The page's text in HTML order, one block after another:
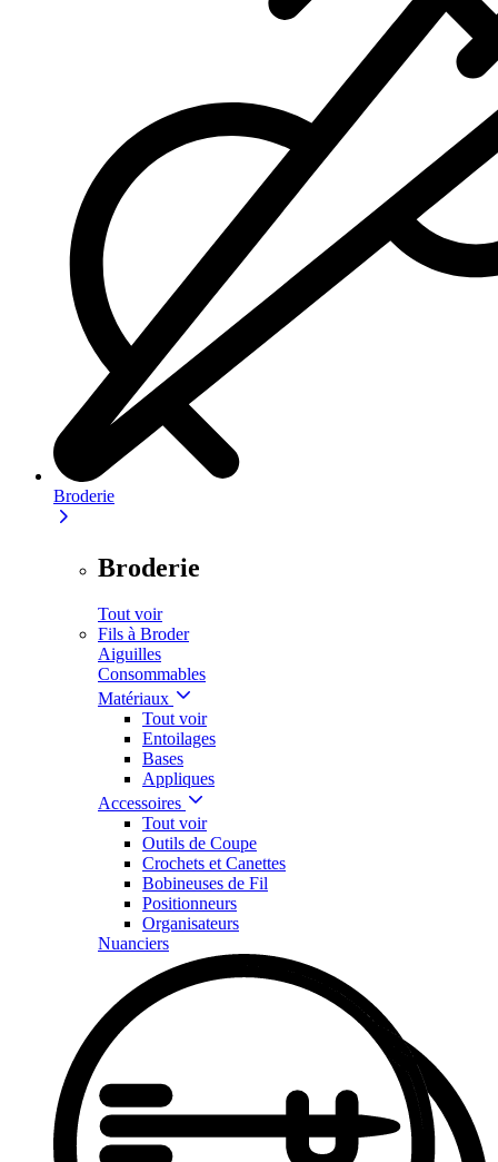
Broderie
Broderie
Tout voir
Fils à Broder
Aiguilles
Consommables
Matériaux
Tout voir
Entoilages
Bases
Appliques
Accessoires
Tout voir
Outils de Coupe
Crochets et Canettes
Bobineuses de Fil
Positionneurs
Organisateurs
Nuanciers